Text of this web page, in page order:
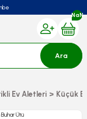
Ara
NaN
Ev Aletleri Küçük